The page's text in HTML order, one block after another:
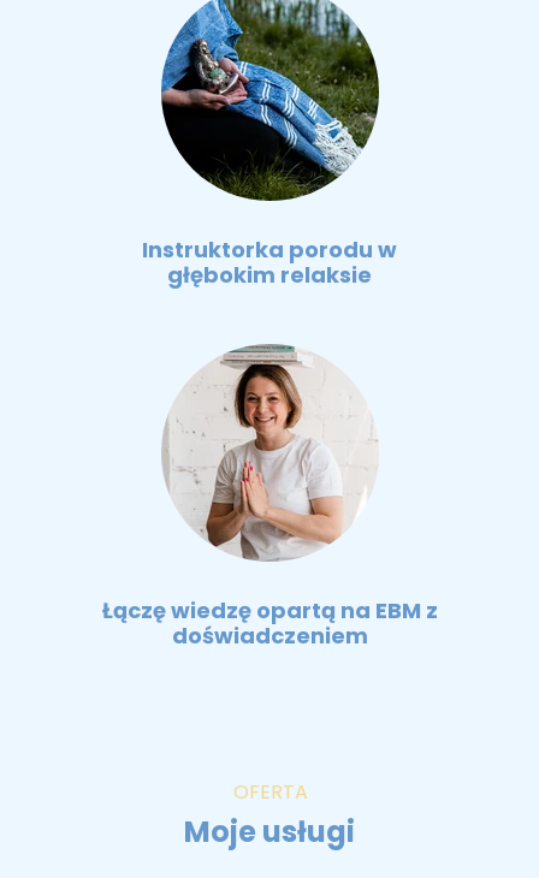
Instruktorka porodu w
głębokim relaksie
Łączę wiedzę opartą na EBM z
doświadczeniem
OFERTA
Moje usługi